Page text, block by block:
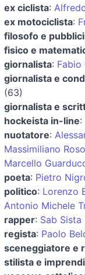
ex ciclista:
ex motociclista:
filosofo e
fisico e
giornalista: Fabio
giornalista e
(63)
giornalista e
hockeista in-line:
nuotatore:
Massimiliano
Marcello
poeta: Pietro
politico: Lorenzo
Antonio Michele
rapper: Sab Sista
regista: Paolo
sceneggiatore e
stilista e